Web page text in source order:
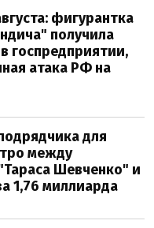
фигурантка
получила
госпредприятии,
атака РФ на
для
между
Шевченко" и
1,76 миллиарда